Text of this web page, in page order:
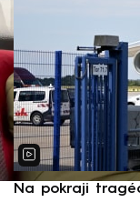
Na pokraji